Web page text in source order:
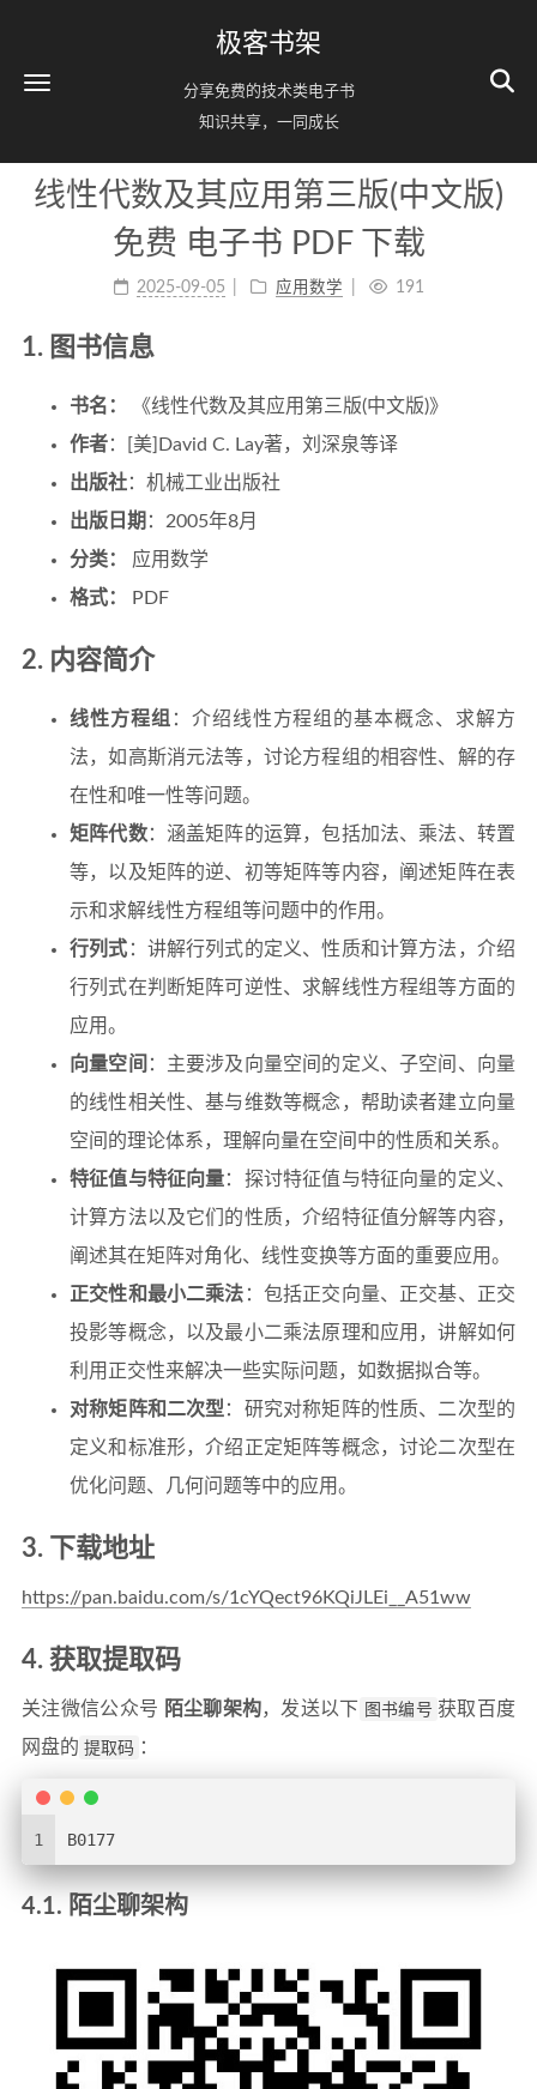
极客书架
分享免费的技术类电子书
知识共享，一同成长
线性代数及其应用第三版(中文版)
免费 电子书 PDF 下载
2025-09-05 应用数学 191
1. 图书信息
书名：
《线性代数及其应用第三版(中文版)》
作者：[美]David C. Lay著，刘深泉等译
出版社：机械工业出版社
出版日期 ：2005年8月
分类：
应用数学
格式：
PDF
2. 内容简介
线性方程组 ：介绍线性方程组的基本概念、求解方
法，如高斯消元法等，讨论方程组的相容性、解的存
在性和唯一性等问题。
矩阵代数：涵盖矩阵的运算，包括加法、乘法、转置
等，以及矩阵的逆、初等矩阵等内容，阐述矩阵在表
示和求解线性方程组等问题中的作用。
行列式 ：讲解行列式的定义、性质和计算方法，介绍
行列式在判断矩阵可逆性、求解线性方程组等方面的
应用。
向量空间 ：主要涉及向量空间的定义、子空间、向量
的线性相关性、基与维数等概念，帮助读者建立向量
空间的理论体系，理解向量在空间中的性质和关系。
特征值与特征向量：探讨特征值与特征向量的定义、
计算方法以及它们的性质，介绍特征值分解等内容，
阐述其在矩阵对角化、线性变换等方面的重要应用。
正交性和最小二乘法 ：包括正交向量、正交基、正交
投影等概念，以及最小二乘法原理和应用，讲解如何
利用正交性来解决一些实际问题，如数据拟合等。
对称矩阵和二次型 ：研究对称矩阵的性质、二次型的
定义和标准形，介绍正定矩阵等概念，讨论二次型在
优化问题、几何问题等中的应用。
3. 下载地址
https://pan.baidu.com/s/1cYQect96KQiJLEi__A51ww
4. 获取提取码
关注微信公众号 陌尘聊架构，发送以下 图书编号 获取百度
网盘的 提取码 ：
1 B0177
4.1. 陌尘聊架构